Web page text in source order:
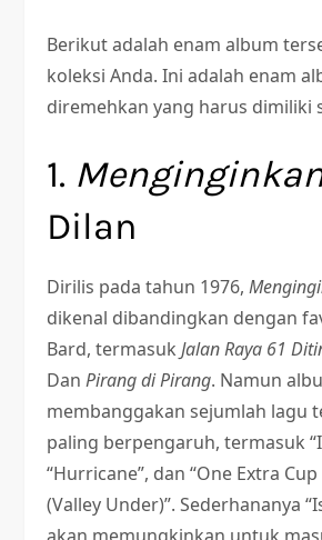
Berikut adalah enam album
koleksi Anda. Ini adalah enam
diremehkan yang harus dimiliki
1.
Dilan
Dirilis pada tahun 1976,
dikenal dibandingkan dengan
Bard, termasukJalan Raya 61
DanPirang di Pirang. Namun
membanggakan sejumlah lagu
paling berpengaruh, termasuk
“Hurricane”, dan “One Extra
(Valley Under)”. Sederhananya